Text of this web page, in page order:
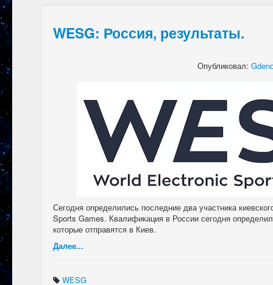
WESG: Россия, результаты.
Опубликовал:
Сегодня определились последние два участника
Sports Games. Квалификация в России сегодня
которые отправятся в Киев.
Далее...
WESG